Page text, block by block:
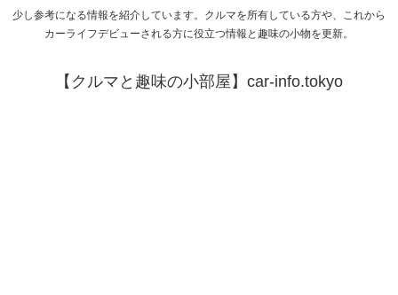
少し参考になる情報を紹介しています。クルマを所有している方や、これから
カーライフデビューされる方に役立つ情報と趣味の小物を更新。
【クルマと趣味の小部屋】car-info.tokyo